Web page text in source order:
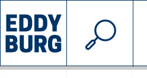
INIZIATIVE
© 2026